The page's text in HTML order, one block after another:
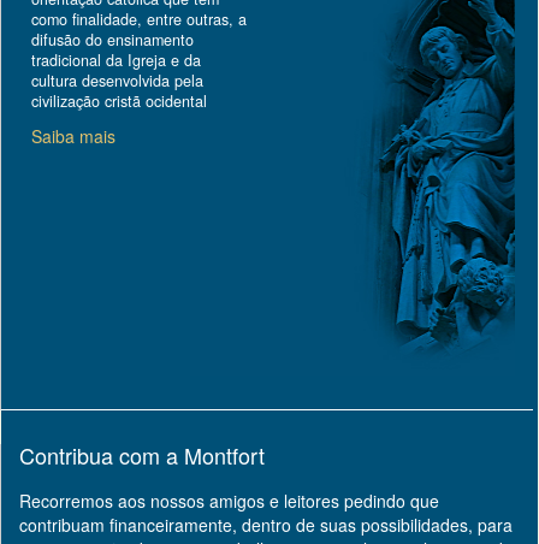
como finalidade, entre outras, a
difusão do ensinamento
tradicional da Igreja e da
cultura desenvolvida pela
civilização cristã ocidental
Saiba mais
Contribua com a Montfort
Recorremos aos nossos amigos e leitores pedindo que
contribuam financeiramente, dentro de suas possibilidades, para